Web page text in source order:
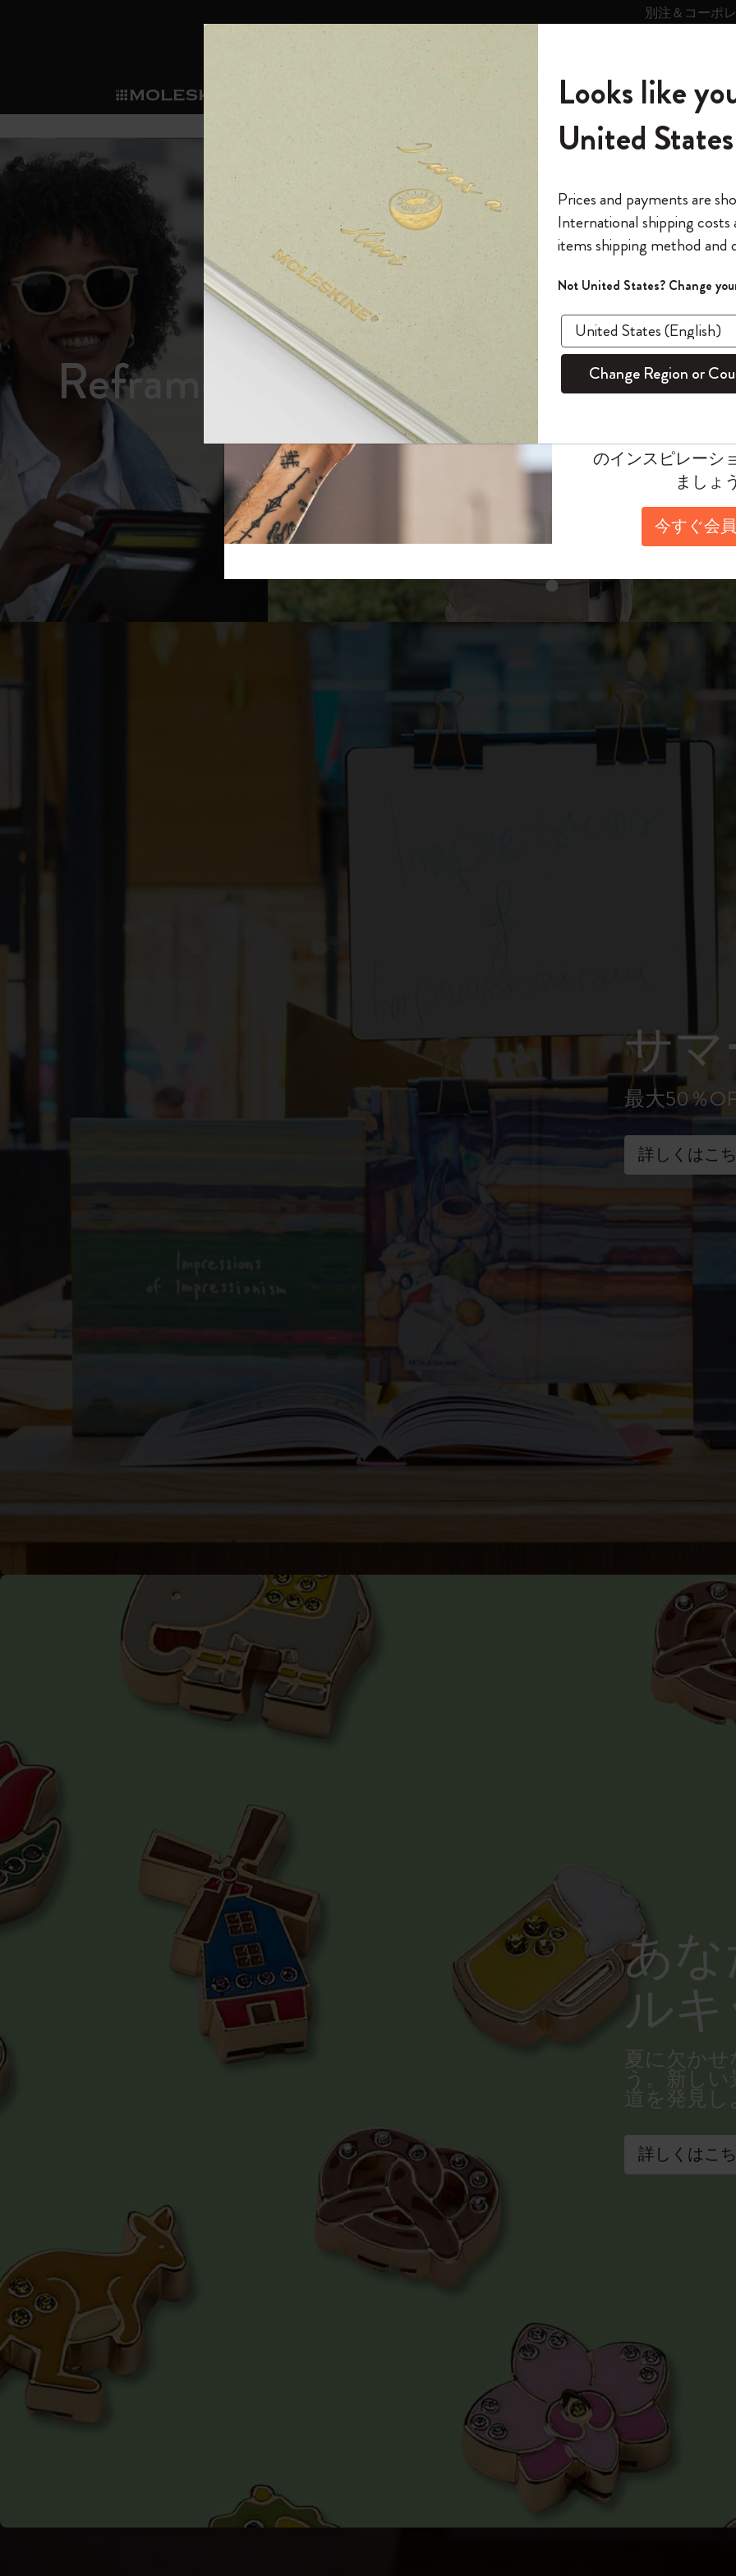
別注＆コーポ
ショ
新商品
ノートブック
ノートブック
The Original Notebook
ミニノートブックチャーム
カイエ ＆ ジャーナル
セット
パッションジャーナル
スチューデントカイエジャーナル
ダイアリー
サブカテゴリ
ダイアリー
パーソナル・ダイアリー
12カ月ダイアリー
15ヶ月プランナー
ウィークリープランナー
デイリープランナー
マンスリープランナー
ライフプランナー・コレクション
モレスキンスマート
サブカテゴリ
すべて見る
スマートライティング・システム
モレスキンスマートスマートとは
アプリ・サービス
ライティングツール
サブカテゴリ
モレスキンスマート
Blackwing x モレスキン
Kaweco x モレスキン
ペン & ペンシル
限定版ノートブック
サブカテゴリ
Reframe サングラス
ムーミン コレクション
キム・ジョンギコレクション
「Alice's Adventures in Wonderland」コレ
『ロード・オブ・ザ・リング』コレク
カラーパターン ノートブック
サクラコレクション
馬年コレクション
ISSEY MIYAKE | モレスキン のコレク
ナサにインスパイアされたコレクショ
ン
ピーナッツ限定コレクション
Mardi Mercredi × モレスキン
ハリー・ポッターの呪文コレクション
キム・ジョンギコレクション
Impressions of Impressionism コレクショ
ン
カサ・バトリョ 限定版コレクション
ゴッホ美術館
すべて見る
バックパック
限定版バックパック
Shopper paper – made Collection
ギフト
サブカテゴリ
アートを愛する方への贈り物
プロフェッショナルへの贈り物
ミニマリストへの贈り物
マキシマリストへの贈り物
健康を愛する方への贈り物です
趣味を愛する方へのギフト
ピン
サブカテゴリ
カントリー・テーマ・ピンズ・コレク
ション
パッチ
サブカテゴリ
プライドをいつも胸に
Mardi Mercredi × モレスキン
すべて見る
スマートライティング・シス
テム
サブカテゴリ
スマートライティング・システム
スマートノートブック
スマートダイアリー
モレスキンスマートスマート
とは
アプリ・サービス
サブカテゴリ
Notes
モレスキン Journal
モレスキン Planner
パーソナライズサ
ービス
サブカテゴリ
カスタムダイアリー
カスタムノートブック
パッチ
和紙テープ
ミニノートブックチャーム
別注＆コーポレートギフト
リー
の世界
サブカテゴリ
モレスキンメンバーシップ
我々の歴史
モレスキンのマニフェスト
ペンと紙の力
持続可能な創造性
Detour
今すぐメンバー登録
ウェルカムオファー: 次回のご購入時に10% オフと送料無料
通常特典: パーソナライズの2冊ご購入で1冊無料
バースデー特典: 1回限りの割引（1ヶ月有効）
先行プレビュー: 新作コレクションへの先行アクセス
伝説的なお得情報: 会員限定の特別サプライズ
セールへの早期アクセス: お得な情報をいち早くチェック
モレスキン限定イベント: 優先アクセス
返品期間の延長: 1ヶ月間
モレスキンの世界
*メールアドレス
*パスワード
このデバイスで情
ログイン
6,500円以上のご購入で送料無料
あるページから始まる物語
Reframe Sunglasses（リフレ
あなたにぴったりの一本を選ぼう
ス
スライド表示2
スライド表示3
スライド表示4
スライド表示5
サ
最大50％
詳しくはこ
あ
ル
夏に欠か
う。新し
道を発見し
詳しくはこ
モレスキンの世
今すぐ会員登録
「WELCOME10」
回注文が10%オフ
ます。セール・ア
適用
のインスピレーシ
ましょ
今すぐ会
Looks like
United States
Prices and payments are
International shipping costs
items shipping method and
Not United States? Change
Change Region or